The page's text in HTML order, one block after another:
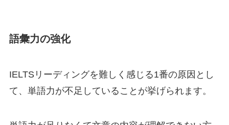
語彙力の強化
IELTSリーディングを難しく感じる1番の原因とし
て、単語力が不足していることが挙げられます。